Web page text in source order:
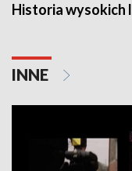
Historia wysokich
INNE